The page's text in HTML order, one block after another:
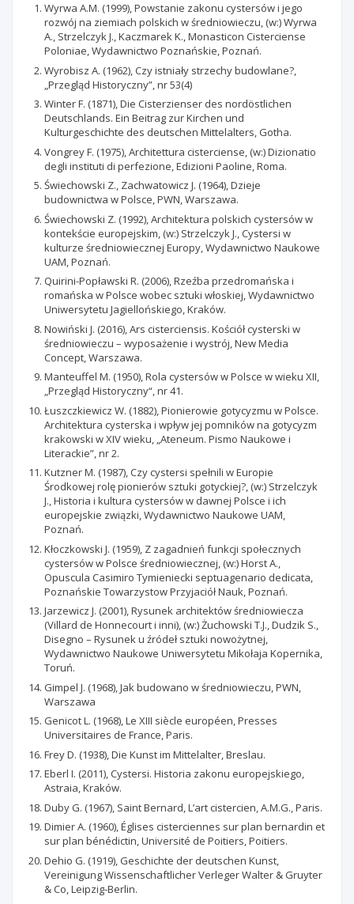
Wyrwa A.M. (1999), Powstanie zakonu cystersów i jego
rozwój na ziemiach polskich w średniowieczu, (w:) Wyrwa
A., Strzelczyk J., Kaczmarek K., Monasticon Cisterciense
Poloniae, Wydawnictwo Poznańskie, Poznań.
Wyrobisz A. (1962), Czy istniały strzechy budowlane?,
„Przegląd Historyczny”, nr 53(4)
Winter F. (1871), Die Cisterzienser des nordöstlichen
Deutschlands. Ein Beitrag zur Kirchen und
Kulturgeschichte des deutschen Mittelalters, Gotha.
Vongrey F. (1975), Architettura cisterciense, (w:) Dizionatio
degli instituti di perfezione, Edizioni Paoline, Roma.
Świechowski Z., Zachwatowicz J. (1964), Dzieje
budownictwa w Polsce, PWN, Warszawa.
Świechowski Z. (1992), Architektura polskich cystersów w
kontekście europejskim, (w:) Strzelczyk J., Cystersi w
kulturze średniowiecznej Europy, Wydawnictwo Naukowe
UAM, Poznań.
Quirini-Popławski R. (2006), Rzeźba przedromańska i
romańska w Polsce wobec sztuki włoskiej, Wydawnictwo
Uniwersytetu Jagiellońskiego, Kraków.
Nowiński J. (2016), Ars cisterciensis. Kościół cysterski w
średniowieczu – wyposażenie i wystrój, New Media
Concept, Warszawa.
Manteuffel M. (1950), Rola cystersów w Polsce w wieku XII,
„Przegląd Historyczny“, nr 41.
Łuszczkiewicz W. (1882), Pionierowie gotycyzmu w Polsce.
Architektura cysterska i wpływ jej pomników na gotycyzm
krakowski w XIV wieku, „Ateneum. Pismo Naukowe i
Literackie”, nr 2.
Kutzner M. (1987), Czy cystersi spełnili w Europie
Środkowej rolę pionierów sztuki gotyckiej?, (w:) Strzelczyk
J., Historia i kultura cystersów w dawnej Polsce i ich
europejskie związki, Wydawnictwo Naukowe UAM,
Poznań.
Kłoczkowski J. (1959), Z zagadnień funkcji społecznych
cystersów w Polsce średniowiecznej, (w:) Horst A.,
Opuscula Casimiro Tymieniecki septuagenario dedicata,
Poznańskie Towarzystow Przyjaciół Nauk, Poznań.
Jarzewicz J. (2001), Rysunek architektów średniowiecza
(Villard de Honnecourt i inni), (w:) Żuchowski T.J., Dudzik S.,
Disegno – Rysunek u źródeł sztuki nowożytnej,
Wydawnictwo Naukowe Uniwersytetu Mikołaja Kopernika,
Toruń.
Gimpel J. (1968), Jak budowano w średniowieczu, PWN,
Warszawa
Genicot L. (1968), Le XIII siècle européen, Presses
Universitaires de France, Paris.
Frey D. (1938), Die Kunst im Mittelalter, Breslau.
Eberl I. (2011), Cystersi. Historia zakonu europejskiego,
Astraia, Kraków.
Duby G. (1967), Saint Bernard, L’art cistercien, A.M.G., Paris.
Dimier A. (1960), Églises cisterciennes sur plan bernardin et
sur plan bénédictin, Université de Poitiers, Poitiers.
Dehio G. (1919), Geschichte der deutschen Kunst,
Vereinigung Wissenschaftlicher Verleger Walter & Gruyter
& Co, Leipzig-Berlin.